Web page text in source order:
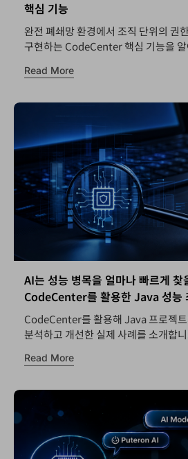
핵심 기능
완전 폐쇄망 환경에서 조직 단위의 권
구현하는 CodeCenter 핵심 기능을
Read More
AI는 성능 병목을 얼마나 빠르게 찾
CodeCenter를 활용한 Java 성능
CodeCenter를 활용해 Java 프로젝
분석하고 개선한 실제 사례를 소개합
Read More